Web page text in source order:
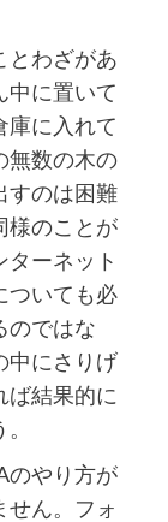
とわざがあ
中に置いて
庫に入れて
無数の木の
すのは困難
様のことが
ターネット
ついても必
のではな
中にさりげ
ば結果的に
のやり方が
せん。フォ